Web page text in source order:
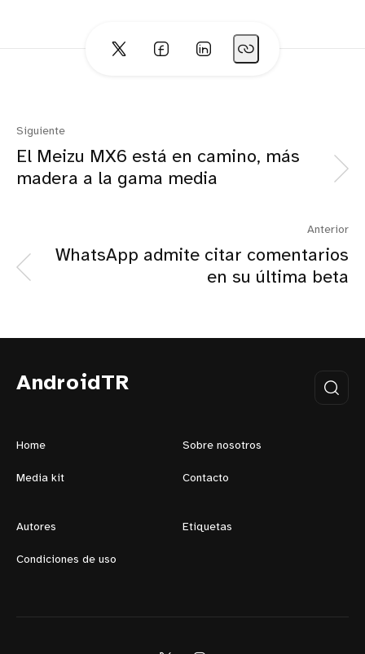
Siguiente
El Meizu MX6 está en camino, más
madera a la gama media
Anterior
WhatsApp admite citar comentarios
en su última beta
AndroidTR
Home Sobre nosotros
Media kit Contacto
Autores Etiquetas
Condiciones de uso